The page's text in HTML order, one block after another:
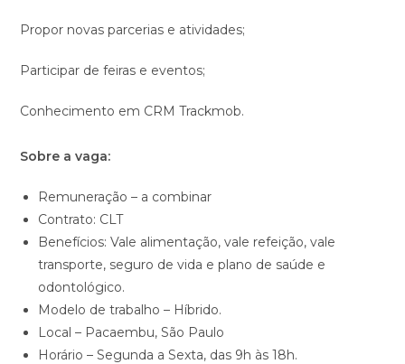
Propor novas parcerias e atividades;
Participar de feiras e eventos;
Conhecimento em CRM Trackmob.
Sobre a vaga:
Remuneração – a combinar
Contrato: CLT
Benefícios: Vale alimentação, vale refeição, vale
transporte, seguro de vida e plano de saúde e
odontológico.
Modelo de trabalho – Híbrido.
Local – Pacaembu, São Paulo
Horário – Segunda a Sexta, das 9h às 18h.